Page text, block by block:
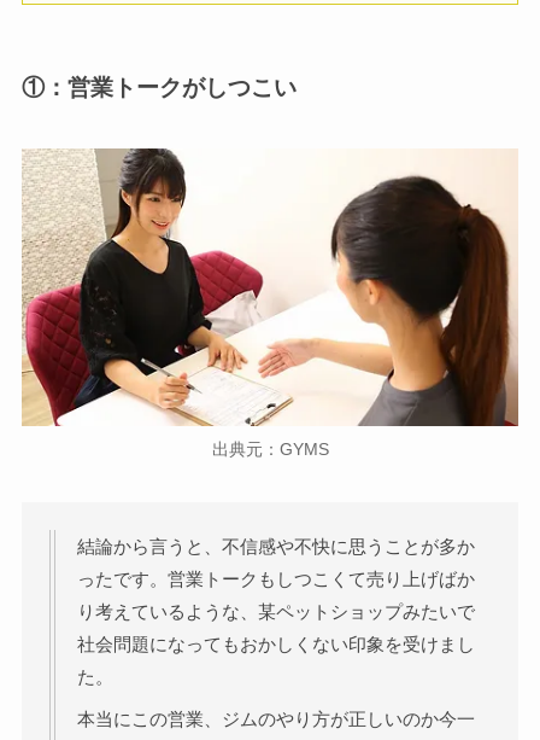
①：営業トークがしつこい
出典元：GYMS
結論から言うと、不信感や不快に思うことが多か
ったです。営業トークもしつこくて売り上げばか
り考えているような、某ペットショップみたいで
社会問題になってもおかしくない印象を受けまし
た。
本当にこの営業、ジムのやり方が正しいのか今一